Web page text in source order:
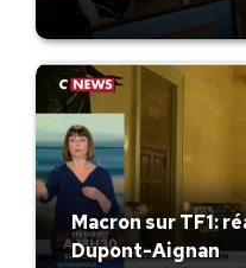
Macron sur TF1:
Dupont-Aignan